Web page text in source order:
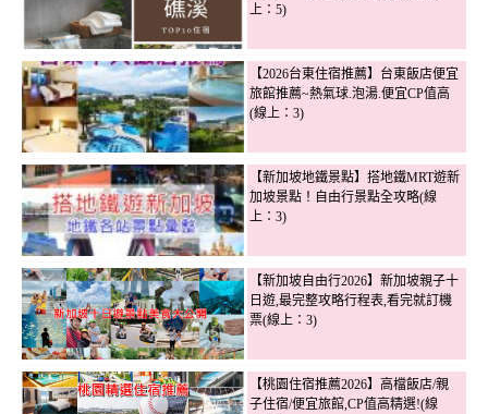
上：5)
【2026台東住宿推薦】台東飯店便宜
旅館推薦~熱氣球.泡湯.便宜CP值高
(線上：3)
【新加坡地鐵景點】搭地鐵MRT遊新
加坡景點！自由行景點全攻略(線
上：3)
【新加坡自由行2026】新加坡親子十
日遊,最完整攻略行程表,看完就訂機
票(線上：3)
【桃園住宿推薦2026】高檔飯店/親
子住宿/便宜旅館,CP值高精選!(線